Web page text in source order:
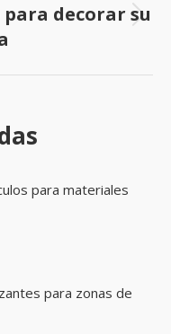
decorar su
para materiales
para zonas de